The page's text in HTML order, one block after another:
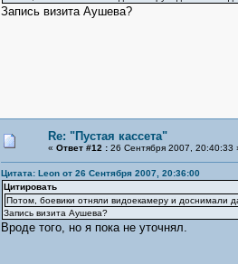
Запись визита Аушева?
Re: "Пустая кассета"
« Ответ #12 :26 Сентября 2007, 20:40:33
Цитата: Leon от 26 Сентября 2007, 20:36:00
Цитировать
Потом, боевики отняли видоекамеру и доснимали
Запись визита Аушева?
Вроде того, но я пока не уточнял.